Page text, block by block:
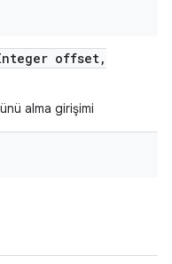
offset,
alma girişimi